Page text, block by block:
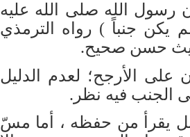
الله صلى الله عليه
يكن جنباً ) رواه الترمذي
الأرجح؛ لعدم الدليل
الجنب فيه نظر.
من حفظه ، أما مسّ